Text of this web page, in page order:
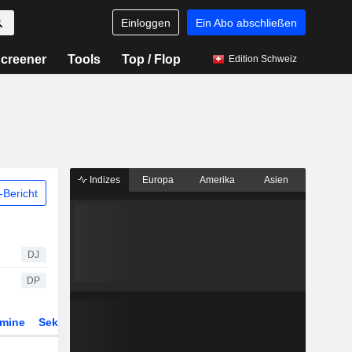
Einloggen Ein Abo abschließen
Tools Top / Flop Edition Schweiz
Bericht
DJ
DP
Sektor
Indizes Europa Amerika Asien